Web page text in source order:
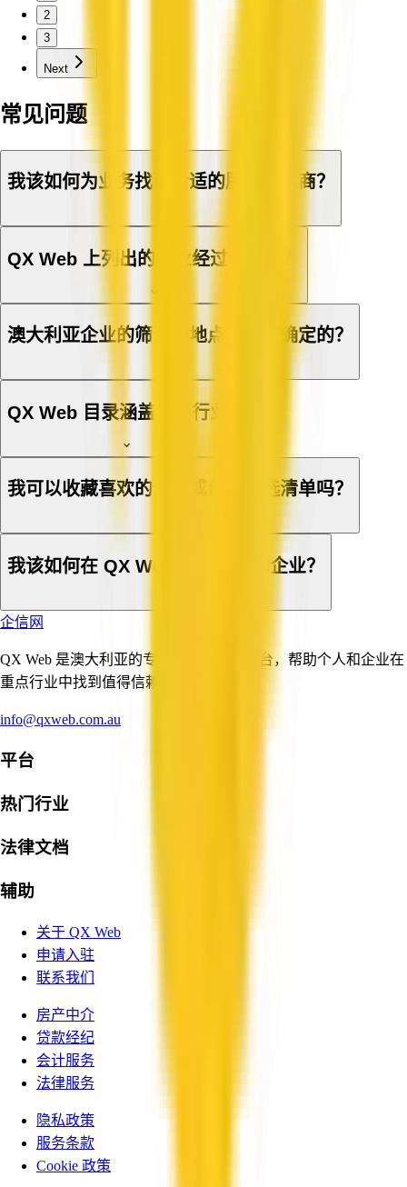
2
3
Next
常见问题
我该如何为业务找到合适的服务提供商？
QX Web 上列出的企业经过认证吗？
澳大利亚企业的筛选与地点是如何确定的？
QX Web 目录涵盖哪些行业？
我可以收藏喜欢的企业或创建候选清单吗？
我该如何在 QX Web 上登记我的企业？
企信网
QX Web 是澳大利亚的专业与商业服务平台，帮助个人和企业在
重点行业中找到值得信赖的服务提供商。
info@qxweb.com.au
平台
热门行业
法律文档
辅助
关于 QX Web
申请入驻
联系我们
房产中介
贷款经纪
会计服务
法律服务
隐私政策
服务条款
Cookie 政策